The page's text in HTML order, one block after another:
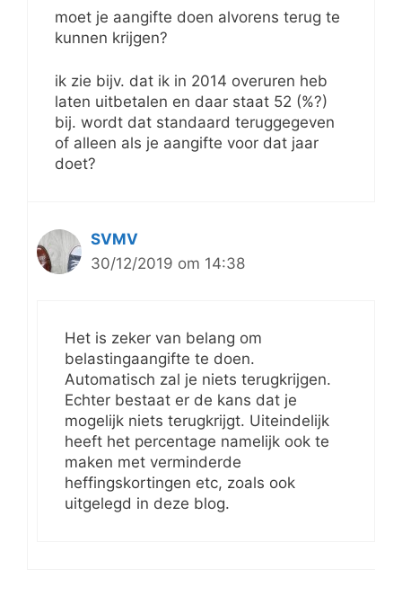
moet je aangifte doen alvorens terug te
kunnen krijgen?
ik zie bijv. dat ik in 2014 overuren heb
laten uitbetalen en daar staat 52 (%?)
bij. wordt dat standaard teruggegeven
of alleen als je aangifte voor dat jaar
doet?
SVMV
30/12/2019 om 14:38
Het is zeker van belang om
belastingaangifte te doen.
Automatisch zal je niets terugkrijgen.
Echter bestaat er de kans dat je
mogelijk niets terugkrijgt. Uiteindelijk
heeft het percentage namelijk ook te
maken met verminderde
heffingskortingen etc, zoals ook
uitgelegd in deze blog.